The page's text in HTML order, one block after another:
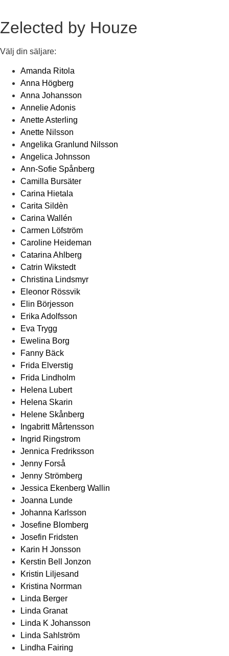
Zelected by Houze
Välj din säljare:
Amanda Ritola
Anna Högberg
Anna Johansson
Annelie Adonis
Anette Asterling
Anette Nilsson
Angelika Granlund Nilsson
Angelica Johnsson
Ann-Sofie Spånberg
Camilla Bursäter
Carina Hietala
Carita Sildèn
Carina Wallén
Carmen Löfström
Caroline Heideman
Catarina Ahlberg
Catrin Wikstedt
Christina Lindsmyr
Eleonor Rössvik
Elin Börjesson
Erika Adolfsson
Eva Trygg
Ewelina Borg
Fanny Bäck
Frida Elverstig
Frida Lindholm
Helena Lubert
Helena Skarin
Helene Skånberg
Ingabritt Mårtensson
Ingrid Ringstrom
Jennica Fredriksson
Jenny Forså
Jenny Strömberg
Jessica Ekenberg Wallin
Joanna Lunde
Johanna Karlsson
Josefine Blomberg
Josefin Fridsten
Karin H Jonsson
Kerstin Bell Jonzon
Kristin Liljesand
Kristina Norrman
Linda Berger
Linda Granat
Linda K Johansson
Linda Sahlström
Lindha Fairing